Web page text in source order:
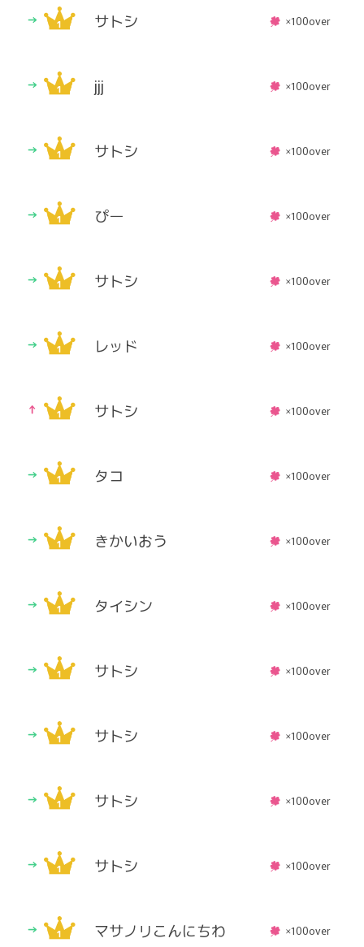
サトシ ×100over
jjj ×100over
サトシ ×100over
ぴー ×100over
サトシ ×100over
レッド ×100over
サトシ ×100over
タコ ×100over
きかいおう ×100over
タイシン ×100over
サトシ ×100over
サトシ ×100over
サトシ ×100over
サトシ ×100over
マサノリこんにちわ ×100over